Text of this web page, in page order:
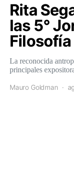
Rita
las 5°
Filosofía
La reconocida
principales
Mauro Goldman